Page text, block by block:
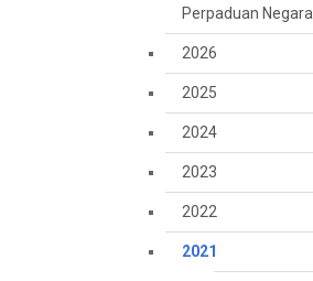
Perpaduan Negara
2026
2025
2024
2023
2022
2021